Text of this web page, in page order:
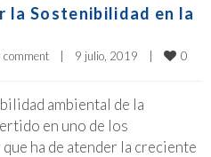
la Sostenibilidad en la
comment 9 julio, 2019 0
ambiental de la
en uno de los
ha de atender la creciente